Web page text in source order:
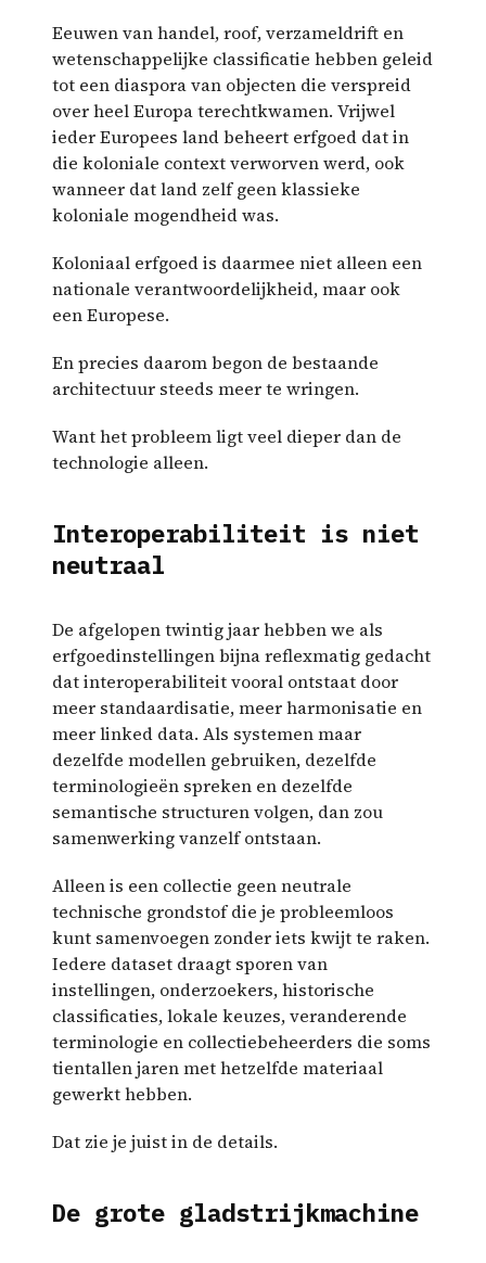
Eeuwen van handel, roof, verzameldrift en
wetenschappelijke classificatie hebben geleid
tot een diaspora van objecten die verspreid
over heel Europa terechtkwamen. Vrijwel
ieder Europees land beheert erfgoed dat in
die koloniale context verworven werd, ook
wanneer dat land zelf geen klassieke
koloniale mogendheid was.
Koloniaal erfgoed is daarmee niet alleen een
nationale verantwoordelijkheid, maar ook
een Europese.
En precies daarom begon de bestaande
architectuur steeds meer te wringen.
Want het probleem ligt veel dieper dan de
technologie alleen.
Interoperabiliteit is niet
neutraal
De afgelopen twintig jaar hebben we als
erfgoedinstellingen bijna reflexmatig gedacht
dat interoperabiliteit vooral ontstaat door
meer standaardisatie, meer harmonisatie en
meer linked data. Als systemen maar
dezelfde modellen gebruiken, dezelfde
terminologieën spreken en dezelfde
semantische structuren volgen, dan zou
samenwerking vanzelf ontstaan.
Alleen is een collectie geen neutrale
technische grondstof die je probleemloos
kunt samenvoegen zonder iets kwijt te raken.
Iedere dataset draagt sporen van
instellingen, onderzoekers, historische
classificaties, lokale keuzes, veranderende
terminologie en collectiebeheerders die soms
tientallen jaren met hetzelfde materiaal
gewerkt hebben.
Dat zie je juist in de details.
De grote gladstrijkmachine